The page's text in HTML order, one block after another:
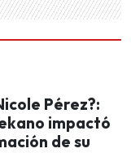
Pérez?:
impactó
de su